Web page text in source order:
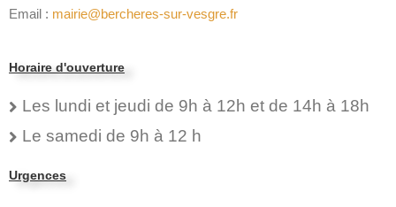
Email : mairie@bercheres-sur-vesgre.fr
Horaire d'ouverture
Les lundi et jeudi de 9h à 12h et de 14h à 18h
Le samedi de 9h à 12 h
Urgences